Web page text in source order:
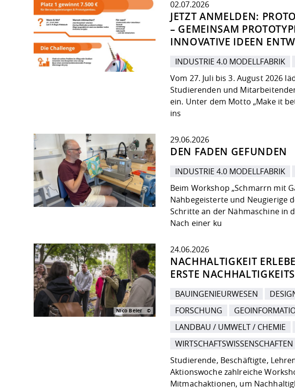
JETZT ANMELDEN:
– GEMEINSAM
INNOVATIVE IDEEN
02.07.2026
INDUSTRIE 4.0 MODELLFABRIK
Vom 27. Juli bis 3. August 2026
Studierenden und
ein. Unter dem Motto „Make it
ins
DEN FADEN GEFUNDEN
29.06.2026
INDUSTRIE 4.0 MODELLFABRIK
Beim Workshop „Schmarrn mit
Nähbegeisterte und Neugierige
Schritte an der Nähmaschine in
Nach einer ku
NACHHALTIGKEIT
ERSTE
24.06.2026
BAUINGENIEURWESEN
FORSCHUNG
LANDBAU / UMWELT / CHEMIE
WIRTSCHAFTSWISSENSCHAFTEN
Studierende, Beschäftigte,
Aktionswoche zahlreiche
Mitmachaktionen, um
Nico Beier